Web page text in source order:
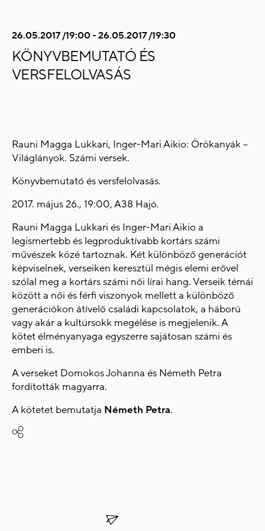
26.05.2017 /19:00 - 26.05.2017 /19:30
KÖNYVBEMUTATÓ ÉS
VERSFELOLVASÁS
Rauni Magga Lukkari, Inger-Mari Aikio: Örökanyák –
Világlányok. Számi versek.
Könyvbemutató és versfelolvasás.
2017. május 26., 19:00, A38 Hajó.
Rauni Magga Lukkari és Inger-Mari Aikio a
legismertebb és legproduktívabb kortárs számi
művészek közé tartoznak. Két különböző generációt
képviselnek, verseiken keresztül mégis elemi erővel
szólal meg a kortárs számi női lírai hang. Verseik témái
között a női és férfi viszonyok mellett a különböző
generációkon átívelő családi kapcsolatok, a háború
vagy akár a kultúrsokk megélése is megjelenik. A
kötet élményanyaga egyszerre sajátosan számi és
emberi is.
A verseket Domokos Johanna és Németh Petra
fordították magyarra.
A kötetet bemutatja Németh Petra.